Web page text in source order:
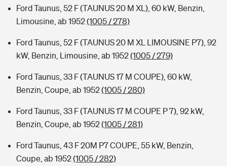
Ford Taunus, 52 F (TAUNUS 20 M XL), 60 kW, Benzin,
Limousine, ab 1952(1005 / 278)
Ford Taunus, 52 F (TAUNUS 20 M XL LIMOUSINE P7), 92
kW, Benzin, Limousine, ab 1952(1005 / 279)
Ford Taunus, 33 F (TAUNUS 17 M COUPE), 60 kW,
Benzin, Coupe, ab 1952(1005 / 280)
Ford Taunus, 33 F (TAUNUS 17 M COUPE P 7), 92 kW,
Benzin, Coupe, ab 1952(1005 / 281)
Ford Taunus, 43 F 20M P7 COUPE, 55 kW, Benzin,
Coupe, ab 1952(1005 / 282)